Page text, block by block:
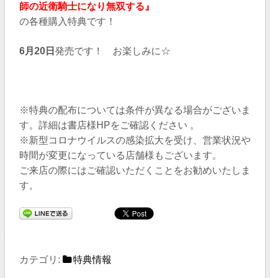
師の近衛騎士になり無双する 』
の各種購入特典です！
6月20日 発売です！ お楽しみに☆
※特典の配布については条件が異なる場合がございま
す。詳細は書店様HPをご確認ください 。
※新型コロナウイルスの感染拡大を受け、営業状況や
時間が変更になっている店舗様もございます。
ご来店の際にはご確認いただくことをお勧めいたしま
す。
カテゴリ: 特典情報